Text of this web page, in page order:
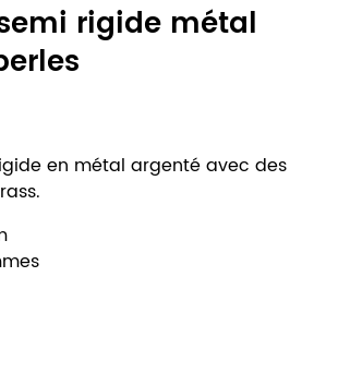
rigide métal
en métal argenté avec des